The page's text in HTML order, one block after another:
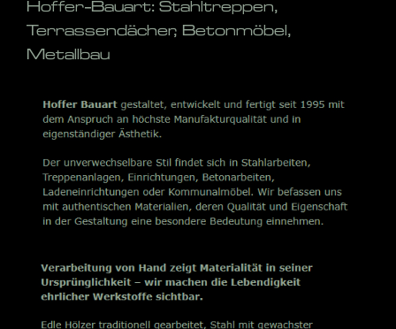
Hoffer-Bauart: Stahltreppen,
Terrassendächer, Betonmöbel,
Metallbau